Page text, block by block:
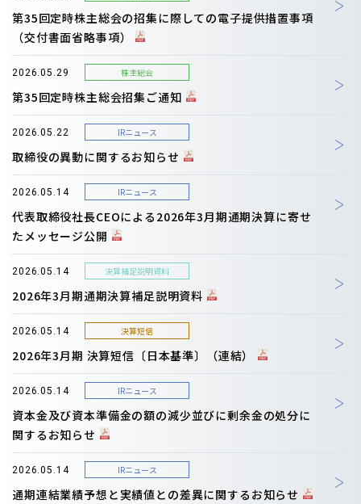
第35回定時株主総会の招集に際しての電子提供措置事項
（交付書面省略事項）
2026.05.29 株主総会
第35回定時株主総会招集ご通知
2026.05.22 IRニュース
取締役の異動に関するお知らせ
2026.05.14 IRニュース
代表取締役社長CEOによる2026年3月期通期決算に寄せ
たメッセージ公開
2026.05.14 決算補足説明資料
2026年3月期通期決算補足説明資料
2026.05.14 決算短信
2026年3月期 決算短信〔日本基準〕（連結）
2026.05.14 IRニュース
資本金及び資本準備金の額の減少並びに剰余金の処分に
関するお知らせ
2026.05.14 IRニュース
通期連結業績予想と実績値との差異に関するお知らせ